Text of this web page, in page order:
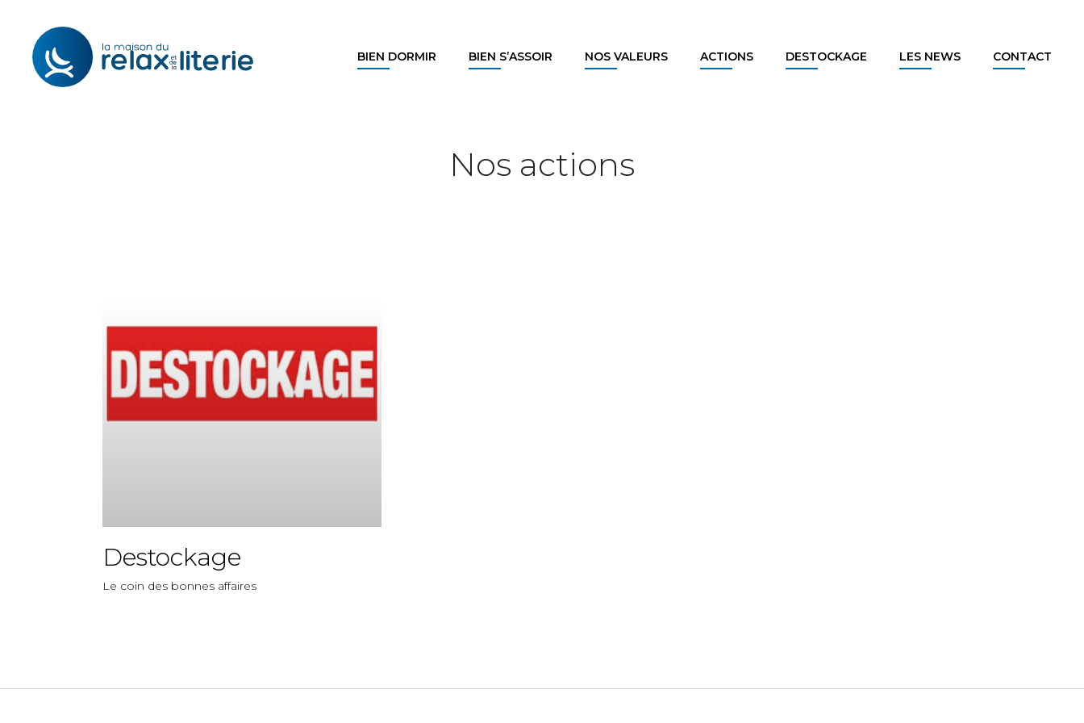
BIEN DORMIR BIEN S’ASSOIR NOS VALEURS ACTIONS DESTOCKAGE LES NEWS CONTACT
Nos actions
Destockage
Le coin des bonnes affaires